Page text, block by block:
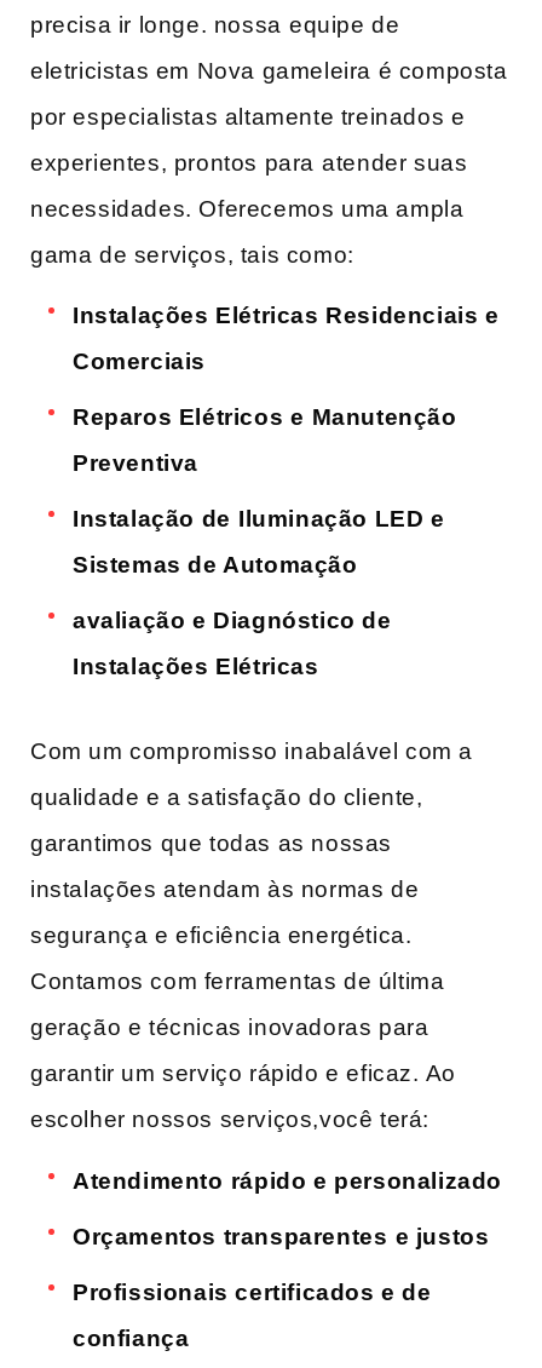
precisa ir longe. nossa⁤ equipe de
eletricistas ‌em Nova gameleira é composta
por especialistas altamente treinados e
experientes, prontos para ⁤atender suas
necessidades. Oferecemos uma ampla
gama de serviços, tais como:
Instalações Elétricas Residenciais e
Comerciais
Reparos Elétricos⁢ e Manutenção
Preventiva
Instalação de⁣ Iluminação LED e
Sistemas de Automação
avaliação e Diagnóstico de⁤
Instalações Elétricas
Com um compromisso inabalável com a
qualidade e a satisfação do cliente,
garantimos que todas as nossas
instalações atendam às normas de
segurança e eficiência energética.
Contamos com ferramentas de última
geração e técnicas inovadoras para
garantir um serviço rápido e eficaz.⁢ Ao‍
escolher nossos serviços,você terá:
Atendimento⁤ rápido e personalizado
Orçamentos transparentes ⁣e justos
Profissionais certificados e de
confiança